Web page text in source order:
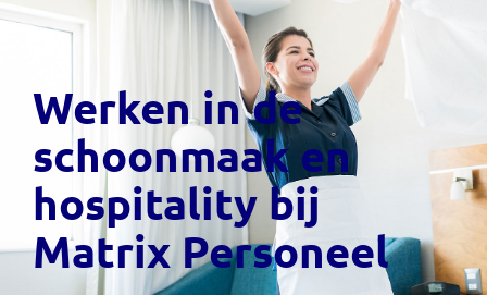
Werken in de
schoonmaak en
hospitality bij
Matrix Personeel